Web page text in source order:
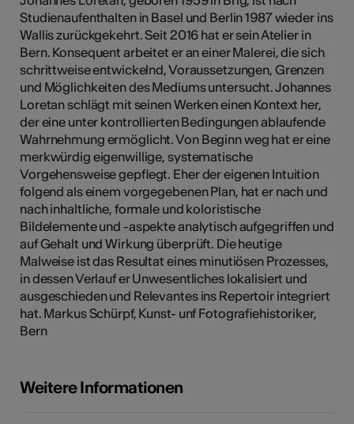
Studienaufenthalten in Basel und Berlin 1987 wieder ins
Wallis zurückgekehrt. Seit 2016 hat er sein Atelier in
Bern. Konsequent arbeitet er an einer Malerei, die sich
schrittweise entwickelnd, Voraussetzungen, Grenzen
und Möglichkeiten des Mediums untersucht. Johannes
Loretan schlägt mit seinen Werken einen Kontext her,
der eine unter kontrollierten Bedingungen ablaufende
Wahrnehmung ermöglicht. Von Beginn weg hat er eine
merkwürdig eigenwillige, systematische
Vorgehensweise gepflegt. Eher der eigenen Intuition
folgend als einem vorgegebenen Plan, hat er nach und
nach inhaltliche, formale und koloristische
Bildelemente und -aspekte analytisch aufgegriffen und
auf Gehalt und Wirkung überprüft. Die heutige
Malweise ist das Resultat eines minutiösen Prozesses,
in dessen Verlauf er Unwesentliches lokalisiert und
ausgeschieden und Relevantes ins Repertoir integriert
hat. Markus Schürpf, Kunst- unf Fotografiehistoriker,
Bern
Weitere Informationen